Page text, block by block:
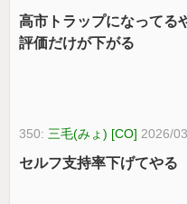
高市トラップになってる
評価だけが下がる
350: 三毛(みょ) [CO] 2026/
セルフ支持率下げてやる